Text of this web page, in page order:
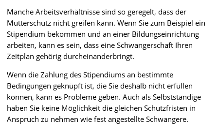
Manche Arbeitsverhältnisse sind so geregelt, dass der
Mutterschutz nicht greifen kann. Wenn Sie zum Beispiel ein
Stipendium bekommen und an einer Bildungseinrichtung
arbeiten, kann es sein, dass eine Schwangerschaft Ihren
Zeitplan gehörig durcheinanderbringt.
Wenn die Zahlung des Stipendiums an bestimmte
Bedingungen geknüpft ist, die Sie deshalb nicht erfüllen
können, kann es Probleme geben. Auch als Selbstständige
haben Sie keine Möglichkeit die gleichen Schutzfristen in
Anspruch zu nehmen wie fest angestellte Schwangere.